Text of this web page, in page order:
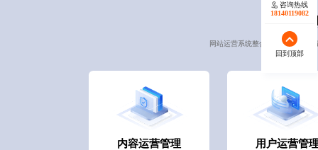
网站运营系统整合内容、用户、
内容运营管理 用户运营管
咨询热线
18140119082
回到顶部